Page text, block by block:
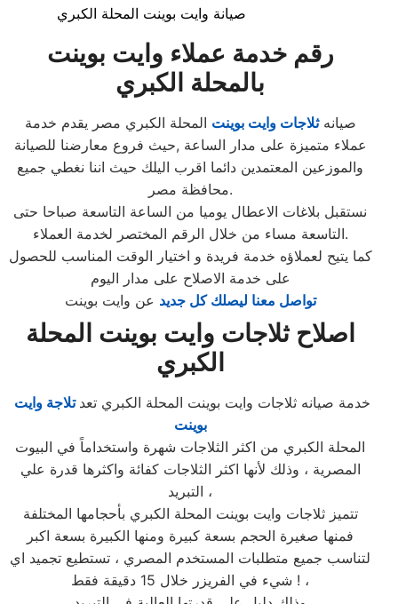
صيانة وايت بوينت المحلة الكبري
رقم خدمة عملاء وايت بوينت
بالمحلة الكبري
صيانهثلاجات وايت بوينت المحلة الكبري مصر يقدم خدمة
عملاء متميزة على مدار الساعة ,حيث فروع معارضنا للصيانة
والموزعين المعتمدين دائما اقرب اليلك حيث اننا نغطي جميع
محافظة مصر.
نستقبل بلاغات الاعطال يوميا من الساعة التاسعة صباحا حتى
التاسعة مساء من خلال الرقم المختصر لخدمة العملاء.
كما يتيح لعملاؤه خدمة فريدة و اختيار الوقت المناسب للحصول
على خدمة الاصلاح على مدار اليوم
تواصل معنا ليصلك كل جديد عن وايت بوينت
اصلاح ثلاجات وايت بوينت المحلة
الكبري
خدمة صيانه ثلاجات وايت بوينت المحلة الكبري تعد تلاجة وايت
بوينت
المحلة الكبري من اكثر الثلاجات شهرة واستخداماً في البيوت
المصرية ، وذلك لأنها اكثر الثلاجات كفائة واكثرها قدرة علي
التبريد ،
تتميز ثلاجات وايت بوينت المحلة الكبري بأحجامها المختلفة
فمنها صغيرة الحجم بسعة كبيرة ومنها الكبيرة بسعة اكبر
لتناسب جميع متطلبات المستخدم المصري ، تستطيع تجميد اي
شيء في الفريزر خلال 15 دقيقة فقط ! ،